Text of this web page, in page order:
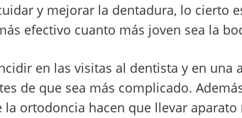
y mejorar la dentadura, lo cierto
efectivo cuanto más joven sea la
en las visitas al dentista y en una
de que sea más complicado.
la ortodoncia hacen que llevar